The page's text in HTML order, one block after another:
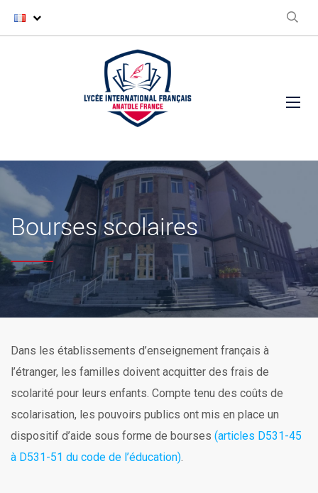
Bourses scolaires
Dans les établissements d’enseignement français à
l’étranger, les familles doivent acquitter des frais de
scolarité pour leurs enfants. Compte tenu des coûts de
scolarisation, les pouvoirs publics ont mis en place un
dispositif d’aide sous forme de bourses (articles D531-45
à D531-51 du code de l’éducation).